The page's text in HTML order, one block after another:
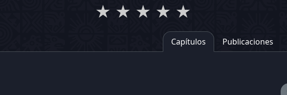
★ ★ ★ ★ ★
Capítulos Publicaciones